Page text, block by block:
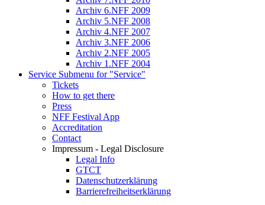
Archiv 6.NFF 2009
Archiv 5.NFF 2008
Archiv 4.NFF 2007
Archiv 3.NFF 2006
Archiv 2.NFF 2005
Archiv 1.NFF 2004
Service Submenu for "Service"
Tickets
How to get there
Press
NFF Festival App
Accreditation
Contact
Impressum - Legal Disclosure
Legal Info
GTCT
Datenschutzerklärung
Barrierefreiheitserklärung